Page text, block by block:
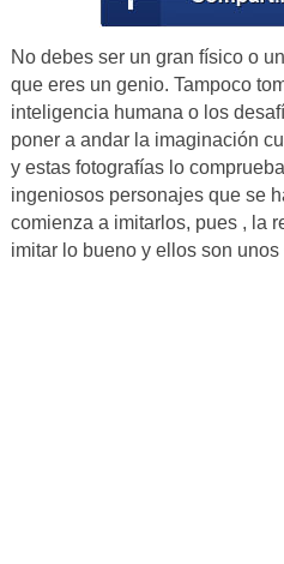
No debes ser un gran físico o
que eres un genio. Tampoco
inteligencia humana o los
poner a andar la imaginación
y estas fotografías lo
ingeniosos personajes que se
comienza a imitarlos, pues , la
imitar lo bueno y ellos son unos